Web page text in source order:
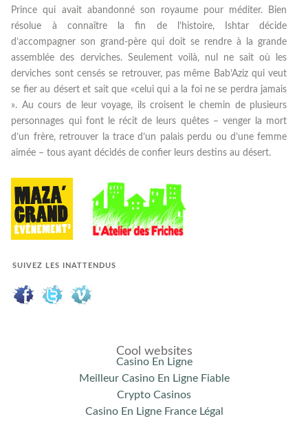
Prince qui avait abandonné son royaume pour méditer. Bien
résolue à connaître la fin de l’histoire, Ishtar décide
d’accompagner son grand-père qui doit se rendre à la grande
assemblée des derviches. Seulement voilà, nul ne sait où les
derviches sont censés se retrouver, pas même Bab’Aziz qui veut
se fier au désert et sait que «celui qui a la foi ne se perdra jamais
». Au cours de leur voyage, ils croisent le chemin de plusieurs
personnages qui font le récit de leurs quêtes – venger la mort
d’un frère, retrouver la trace d’un palais perdu ou d’une femme
aimée – tous ayant décidés de confier leurs destins au désert.
SUIVEZ LES INATTENDUS
Cool websites
Casino En Ligne
Meilleur Casino En Ligne Fiable
Crypto Casinos
Casino En Ligne France Légal